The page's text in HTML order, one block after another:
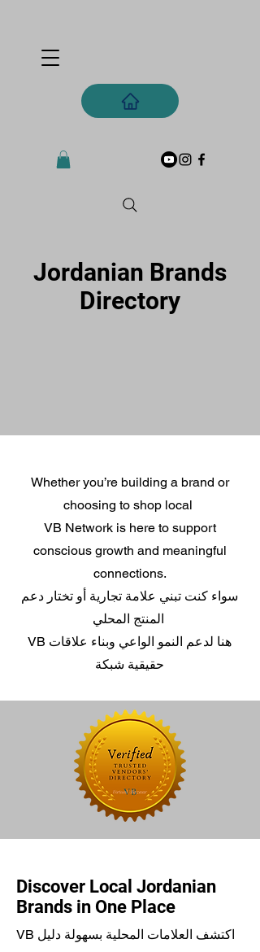
Jordanian Brands
Directory
Whether you’re building a brand or
choosing to shop local
VB Network is here to support
conscious growth and meaningful
connections.
سواء كنت تبني علامة تجارية أو تختار دعم
VB هنا لدعم النمو الواعي وبناء علاقات
حقيقية شبكة
Discover Local Jordanian
Brands in One Place
VB اكتشف العلامات المحلية بسهولة دليل